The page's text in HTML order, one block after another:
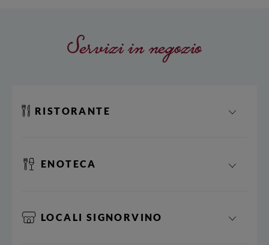
Servizi in negozio
RISTORANTE
ENOTECA
LOCALI SIGNORVINO